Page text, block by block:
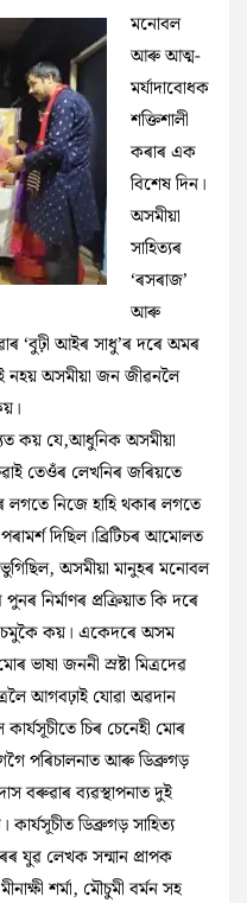
মনোবল
আৰু আত্ম-
মৰ্যাদাবোধক
শক্তিশালী
কৰাৰ এক
বিশেষ দিন।
অসমীয়া
সাহিত্যৰ
‘ৰসৰাজ’
আৰু
‘বুঢ়ী আইৰ সাধু’ৰ দৰে অমৰ
নহয় অসমীয়া জন জীৱনলৈ
কয় যে,আধুনিক অসমীয়া
তেওঁৰ লেখনিৰ জৰিয়তে
লগতে নিজে হাহি থকাৰ লগতে
দিছিল।ব্ৰিটিচৰ আমোলত
অসমীয়া মানুহৰ মনোবল
নিৰ্মাণৰ প্ৰক্ৰিয়াত কি দৰে
চমুকৈ কয়। একেদৰে অসম
ভাষা জননী স্ৰষ্টা মিত্ৰদেৱ
আগবঢ়াই যোৱা অৱদান
চিৰ চেনেহী মোৰ
পৰিচালনাত আৰু ডিব্ৰুগড়
বৰুৱাৰ ব্যৱস্থাপনাত দুই
ডিব্ৰুগড় সাহিত্য
যুৱ লেখক সন্মান প্ৰাপক
শৰ্মা, মৌচুমী বৰ্মন সহ